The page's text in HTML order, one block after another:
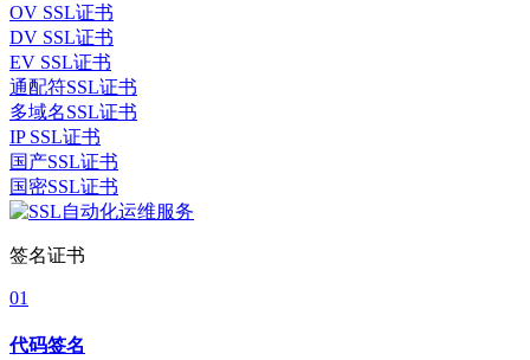
OV SSL证书
DV SSL证书
EV SSL证书
通配符SSL证书
多域名SSL证书
IP SSL证书
国产SSL证书
国密SSL证书
签名证书
01
代码签名